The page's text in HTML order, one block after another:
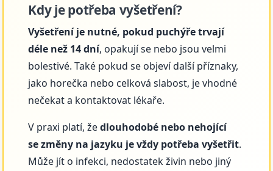
Kdy je potřeba vyšetření?
Vyšetření je nutné, pokud puchýře trvají
déle než 14 dní, opakují se nebo jsou velmi
bolestivé. Také pokud se objeví další příznaky,
jako horečka nebo celková slabost, je vhodné
nečekat a kontaktovat lékaře.
V praxi platí, žedlouhodobé nebo nehojící
se změny na jazyku je vždy potřeba vyšetřit.
Může jít o infekci, nedostatek živin nebo jiný